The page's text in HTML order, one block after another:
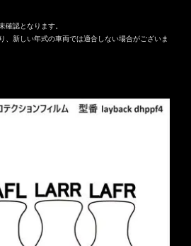
確認となります。
、新しい年式の車両では適合しない場合がございま